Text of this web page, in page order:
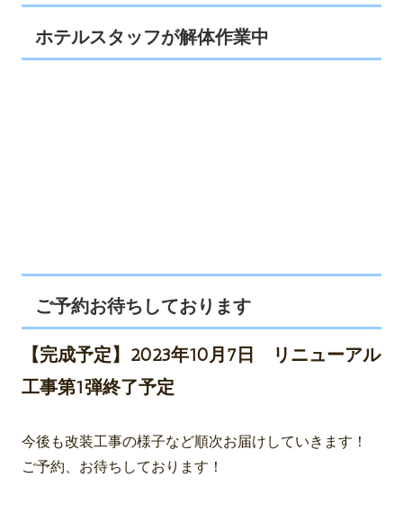
ホテルスタッフが解体作業中
ご予約お待ちしております
【完成予定】2023年10月7日 リニューアル
工事第1弾終了予定
今後も改装工事の様子など順次お届けしていきます！
ご予約、お待ちしております！